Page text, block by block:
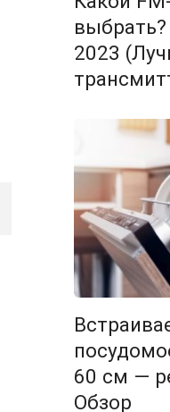
2023
60 см —
Обзор